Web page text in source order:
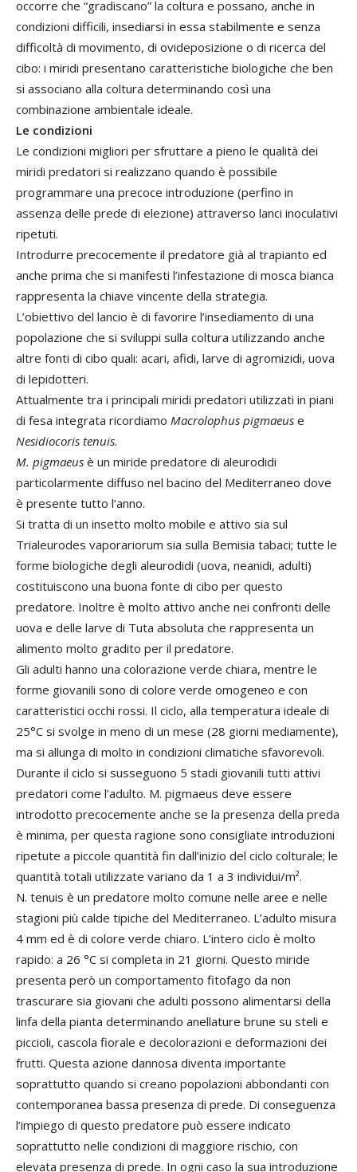
occorre che “gradiscano” la coltura e possano, anche in
condizioni difficili, insediarsi in essa stabilmente e senza
difficoltà di movimento, di ovideposizione o di ricerca del
cibo: i miridi presentano caratteristiche biologiche che ben
si associano alla coltura determinando così una
combinazione ambientale ideale.
Le condizioni
Le condizioni migliori per sfruttare a pieno le qualità dei
miridi predatori si realizzano quando è possibile
programmare una precoce introduzione (perfino in
assenza delle prede di elezione) attraverso lanci inoculativi
ripetuti.
Introdurre precocemente il predatore già al trapianto ed
anche prima che si manifesti l’infestazione di mosca bianca
rappresenta la chiave vincente della strategia.
L’obiettivo del lancio è di favorire l’insediamento di una
popolazione che si sviluppi sulla coltura utilizzando anche
altre fonti di cibo quali: acari, afidi, larve di agromizidi, uova
di lepidotteri.
Attualmente tra i principali miridi predatori utilizzati in piani
di fesa integrata ricordiamo Macrolophus pigmaeus e
Nesidiocoris tenuis.
M. pigmaeus è un miride predatore di aleurodidi
particolarmente diffuso nel bacino del Mediterraneo dove
è presente tutto l’anno.
Si tratta di un insetto molto mobile e attivo sia sul
Trialeurodes vaporariorum sia sulla Bemisia tabaci; tutte le
forme biologiche degli aleurodidi (uova, neanidi, adulti)
costituiscono una buona fonte di cibo per questo
predatore. Inoltre è molto attivo anche nei confronti delle
uova e delle larve di Tuta absoluta che rappresenta un
alimento molto gradito per il predatore.
Gli adulti hanno una colorazione verde chiara, mentre le
forme giovanili sono di colore verde omogeneo e con
caratteristici occhi rossi. Il ciclo, alla temperatura ideale di
25°C si svolge in meno di un mese (28 giorni mediamente),
ma si allunga di molto in condizioni climatiche sfavorevoli.
Durante il ciclo si susseguono 5 stadi giovanili tutti attivi
predatori come l’adulto. M. pigmaeus deve essere
introdotto precocemente anche se la presenza della preda
è minima, per questa ragione sono consigliate introduzioni
ripetute a piccole quantità fin dall’inizio del ciclo colturale; le
quantità totali utilizzate variano da 1 a 3 individui/m².
N. tenuis è un predatore molto comune nelle aree e nelle
stagioni più calde tipiche del Mediterraneo. L’adulto misura
4 mm ed è di colore verde chiaro. L’intero ciclo è molto
rapido: a 26 °C si completa in 21 giorni. Questo miride
presenta però un comportamento fitofago da non
trascurare sia giovani che adulti possono alimentarsi della
linfa della pianta determinando anellature brune su steli e
piccioli, cascola fiorale e decolorazioni e deformazioni dei
frutti. Questa azione dannosa diventa importante
soprattutto quando si creano popolazioni abbondanti con
contemporanea bassa presenza di prede. Di conseguenza
l’impiego di questo predatore può essere indicato
soprattutto nelle condizioni di maggiore rischio, con
elevata presenza di prede. In ogni caso la sua introduzione